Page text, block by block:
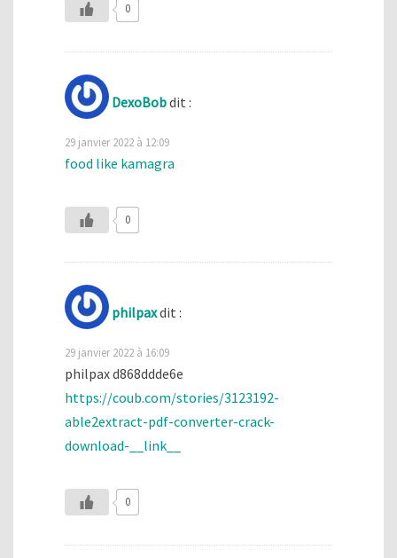
0
DexoBobdit :
29 janvier 2022 à 12:09
food like kamagra
0
philpaxdit :
29 janvier 2022 à 16:09
philpax d868ddde6e
https://coub.com/stories/3123192-
able2extract-pdf-converter-crack-
download-__link__
0